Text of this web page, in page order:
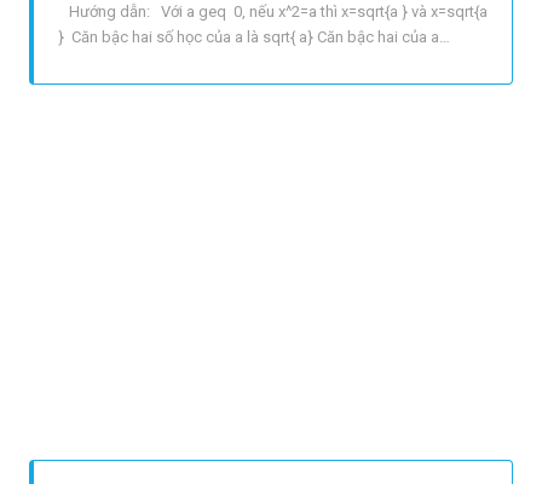
Hướng dẫn: Với a geq 0, nếu x^2=a thì x=sqrt{a } và x=sqrt{a
} Căn bậc hai số học của a là sqrt{ a} Căn bậc hai của a
số học của 121 là 11. Từ đó suy ra căn bậc hai của 121 là 11